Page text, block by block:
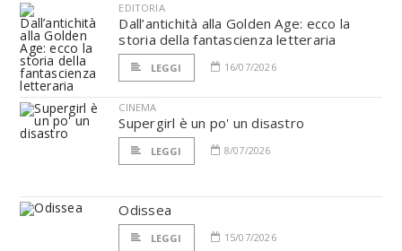
EDITORIA
Dall’antichità alla Golden Age: ecco la
storia della fantascienza letteraria
LEGGI 16/07/2026
CINEMA
Supergirl è un po' un disastro
LEGGI 8/07/2026
Odissea
LEGGI 15/07/2026